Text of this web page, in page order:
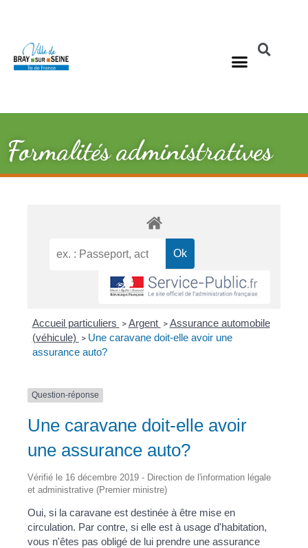
Formalités administratives
Accueil particuliers > Argent > Assurance automobile
(véhicule) > Une caravane doit-elle avoir une
assurance auto?
Question-réponse
Une caravane doit-elle avoir
une assurance auto?
Vérifié le 16 décembre 2019 - Direction de l'information légale
et administrative (Premier ministre)
Oui, si la caravane est destinée à être mise en
circulation. Par contre, si elle est à usage d'habitation,
vous n'êtes pas obligé de lui prendre une assurance